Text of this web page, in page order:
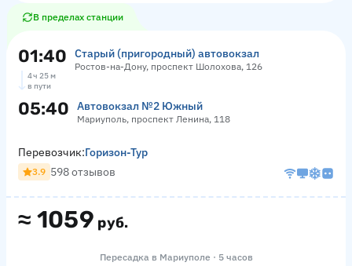
В пределах станции
01:40 Старый (пригородный) автовокзал
Ростов-на-Дону, проспект Шолохова, 126
4 ч 25 м
в пути
05:40 Автовокзал №2 Южный
Мариуполь, проспект Ленина, 118
≈ 1059 руб.
Перевозчик:Горизон-Тур
3.9 598 отзывов
Пересадка в Мариуполе · 5 часов